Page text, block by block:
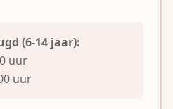
(6-14 jaar):
uur
uur